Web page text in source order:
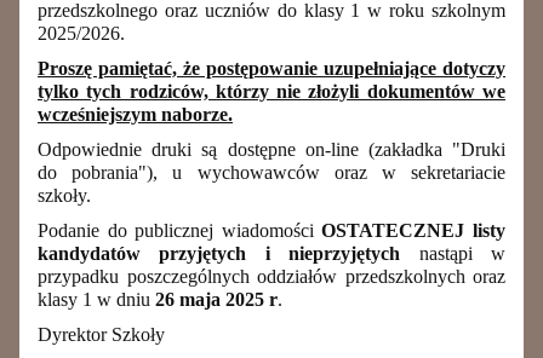
przedszkolnego oraz uczniów do klasy 1 w roku szkolnym
2025/2026.
Proszę pamiętać, że postępowanie uzupełniające dotyczy
tylko tych rodziców, którzy nie złożyli dokumentów we
wcześniejszym naborze.
Odpowiednie druki są dostępne on-line (zakładka "Druki
do pobrania"), u wychowawców oraz w sekretariacie
szkoły.
Podanie do publicznej wiadomościOSTATECZNEJ listy
kandydatów przyjętych i nieprzyjętych nastąpi w
przypadku poszczególnych oddziałów przedszkolnych oraz
klasy 1 w dniu 26 maja 2025 r.
Dyrektor Szkoły